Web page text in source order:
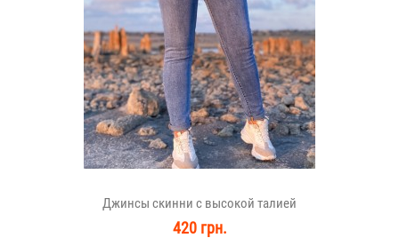
Джинсы скинни с высокой талией
420 грн.